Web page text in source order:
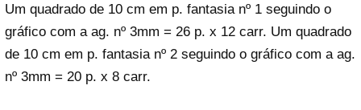
Um quadrado de 10 cm em p. fantasia nº 1 seguindo o
gráfico com a ag. nº 3mm = 26 p. x 12 carr. Um quadrado
de 10 cm em p. fantasia nº 2 seguindo o gráfico com a ag.
nº 3mm = 20 p. x 8 carr.